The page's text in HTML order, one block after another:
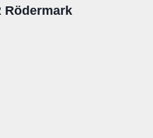
Rödermark